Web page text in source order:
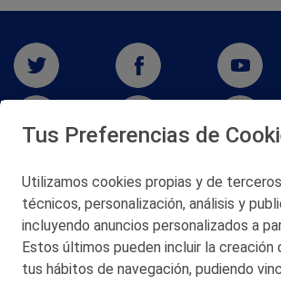
San Martín 5-Edificio
48550 Muskiz (Bizkaia)
Telf. 946 357 000
© 2026 Petronor S.A.
Tus Preferencias de
Utilizamos cookies propias y de
técnicos, personalización, análisis y
incluyendo anuncios personalizados a
Estos últimos pueden incluir la creación
tus hábitos de navegación, pudiendo